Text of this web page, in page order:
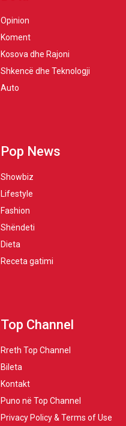
Opinion
Koment
Kosova dhe Rajoni
Shkencë dhe Teknologji
Auto
Pop News
Showbiz
Lifestyle
Fashion
Shëndeti
Dieta
Receta gatimi
Top Channel
Rreth Top Channel
Bileta
Kontakt
Puno në Top Channel
Privacy Policy & Terms of Use